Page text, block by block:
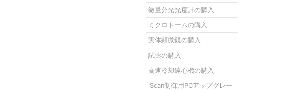
微量分光光度計の購入
ミクロトームの購入
実体顕微鏡の購入
試薬の購入
高速冷却遠心機の購入
iScan制御用PCアップグレー